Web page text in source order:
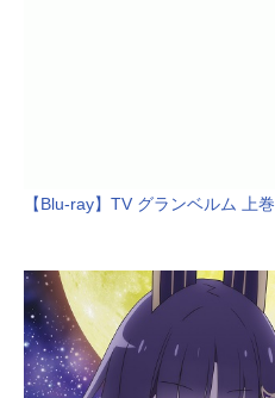
【Blu-ray】TV グランベルム 上巻